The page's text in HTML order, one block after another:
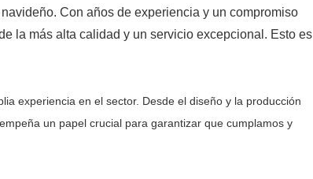
Con años de experiencia y un compromiso
la más alta calidad y un servicio excepcional. Esto es
experiencia en el sector. Desde el diseño y la producción
un papel crucial para garantizar que cumplamos y